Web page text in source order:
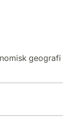
geografi